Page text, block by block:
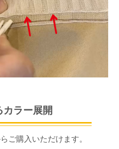
ラー展開
ご購入いただけます。